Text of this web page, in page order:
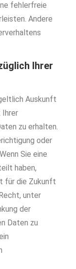
fehlerfreie
Andere
Ihrer
Auskunft
Ihrer
zu erhalten.
oder
Sie eine
haben,
für die Zukunft
unter
der
Daten zu